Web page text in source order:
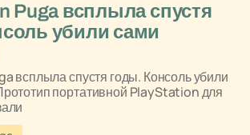
Puga всплыла спустя
убили сами
всплыла спустя годы. Консоль убили
портативной PlayStation для